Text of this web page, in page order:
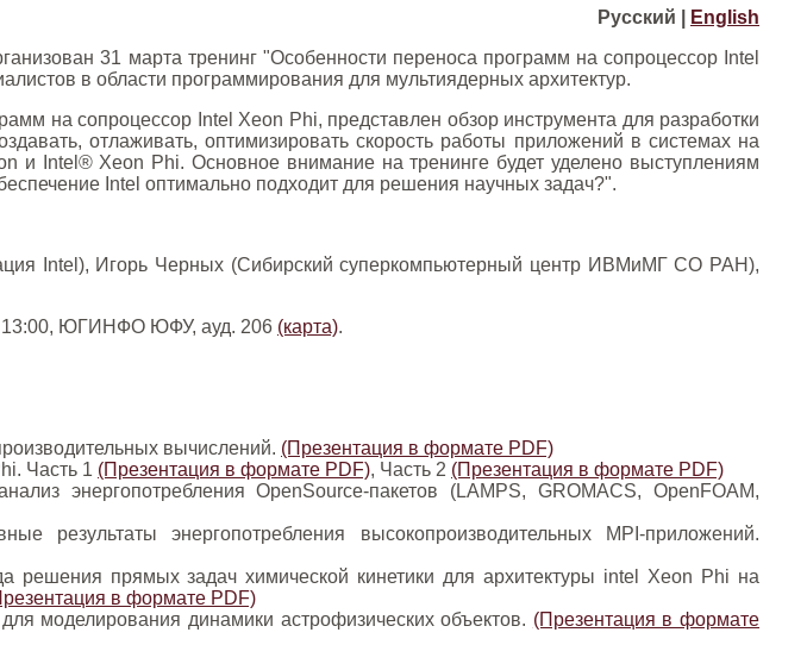
Русский |
English
31 марта тренинг "Особенности переноса программ на сопроцессор Intel
в области программирования для мультиядерных архитектур.
на сопроцессор Intel Xeon Phi, представлен обзор инструмента для разработки
отлаживать, оптимизировать скорость работы приложений в системах на
и Intel® Xeon Phi. Основное внимание на тренинге будет уделено выступлениям
Intel оптимально подходит для решения научных задач?".
Intel), Игорь Черных (Сибирский суперкомпьютерный центр ИВМиМГ СО РАН),
13:00, ЮГИНФО ЮФУ, ауд. 206 (карта).
вычислений. (Презентация в формате PDF)
Часть 1 (Презентация в формате PDF), Часть 2 (Презентация в формате PDF)
энергопотребления OpenSource-пакетов (LAMPS, GROMACS, OpenFOAM,
результаты энергопотребления высокопроизводительных MPI-приложений.
прямых задач химической кинетики для архитектуры intel Xeon Phi на
в формате PDF)
моделирования динамики астрофизических объектов. (Презентация в формате